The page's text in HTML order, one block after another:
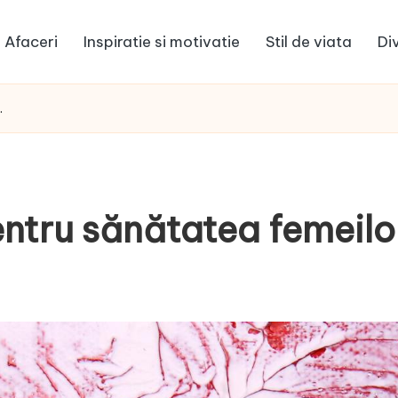
Afaceri Inspiratie si motivatie Stil de viata
sănătatea